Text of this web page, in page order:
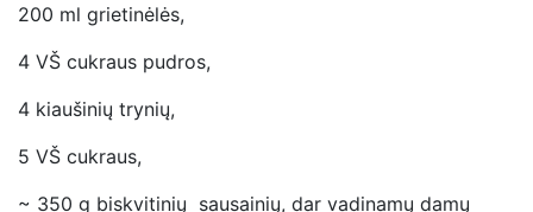
200 ml grietinėlės,
4 VŠ cukraus pudros,
4 kiaušinių trynių,
5 VŠ cukraus,
~ 350 g biskvitinių sausainių, dar vadinamų damų